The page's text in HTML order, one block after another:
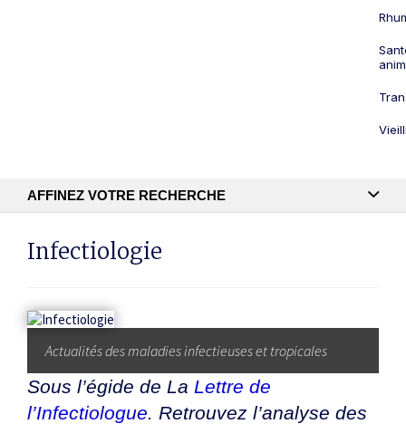
AFFINEZ VOTRE RECHERCHE
Publication
Thématiques
Infectiologie
Actualités des maladies infectieuses et tropicales
Sous l’égide de La Lettre de
l’Infectiologue. Retrouvez l’analyse des